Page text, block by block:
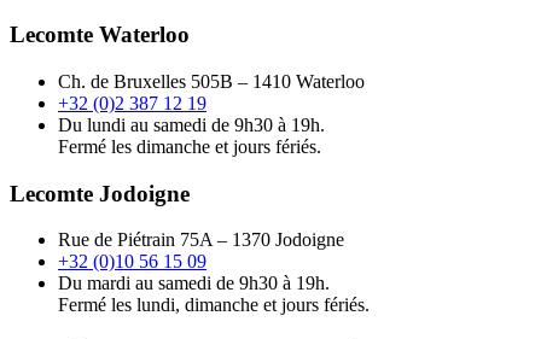
Lecomte Waterloo
Ch. de Bruxelles 505B – 1410 Waterloo
+32 (0)2 387 12 19
Du lundi au samedi de 9h30 à 19h.
Fermé les dimanche et jours fériés.
Lecomte Jodoigne
Rue de Piétrain 75A – 1370 Jodoigne
+32 (0)10 56 15 09
Du mardi au samedi de 9h30 à 19h.
Fermé les lundi, dimanche et jours fériés.